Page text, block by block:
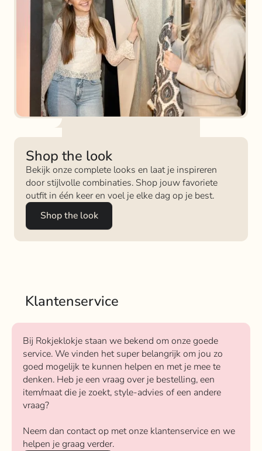
Shop the look
Bekijk onze complete looks en laat je inspireren
door stijlvolle combinaties. Shop jouw favoriete
outfit in één keer en voel je elke dag op je best.
Shop the look
Klantenservice
Bij Rokjeklokje staan we bekend om onze goede
service. We vinden het super belangrijk om jou zo
goed mogelijk te kunnen helpen en met je mee te
denken. Heb je een vraag over je bestelling, een
item/maat die je zoekt, style-advies of een andere
vraag?
Neem dan contact op met onze klantenservice en we
helpen je graag verder.